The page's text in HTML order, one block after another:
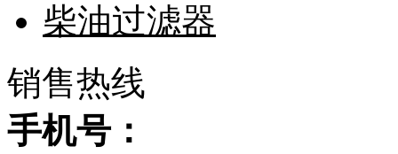
柴油过滤器
销售热线
手机号：